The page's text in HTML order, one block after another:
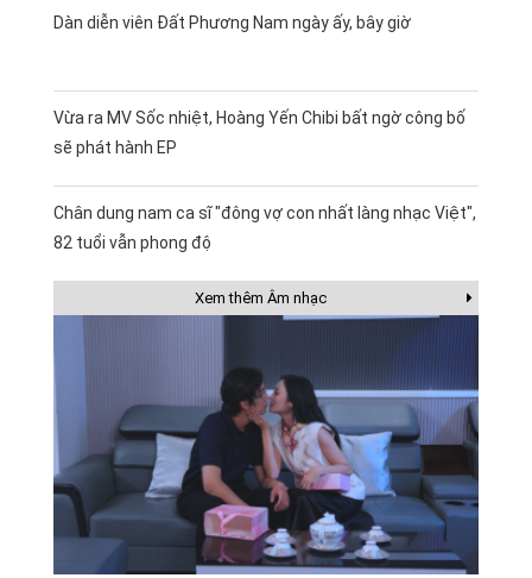
Dàn diễn viên Đất Phương Nam ngày ấy, bây giờ
Vừa ra MV Sốc nhiệt, Hoàng Yến Chibi bất ngờ công bố
sẽ phát hành EP
Chân dung nam ca sĩ "đông vợ con nhất làng nhạc Việt",
82 tuổi vẫn phong độ
Xem thêm Âm nhạc